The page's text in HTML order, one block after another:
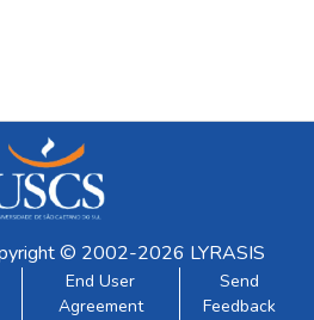
© 2002-2026 LYRASIS
End User
Agreement
Send
Feedback